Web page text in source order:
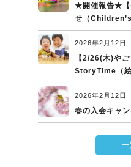
★開催報告★【
せ（
2026年2月12日
【2/26(木)や
StoryTime（絵
2026年2月12日
春の入会キャ
一